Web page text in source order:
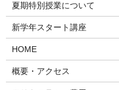
夏期特別授業について
新学年スタート講座
HOME
概要・アクセス